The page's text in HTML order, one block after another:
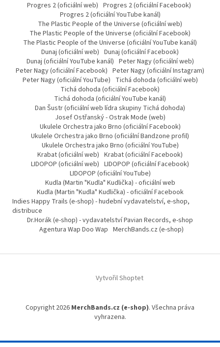
Progres 2 (oficiální web) Progres 2 (oficiální Facebook)
Progres 2 (oficiální YouTube kanál)
The Plastic People of the Universe (oficiální web)
The Plastic People of the Universe (oficiální Facebook)
The Plastic People of the Universe (oficiální YouTube kanál)
Dunaj (oficiální web) Dunaj (oficiální Facebook)
Dunaj (oficiální YouTube kanál) Peter Nagy (oficiální web)
Peter Nagy (oficiální Facebook) Peter Nagy (oficiální Instagram)
Peter Nagy (oficiální YouTube) Tichá dohoda (oficiální web)
Tichá dohoda (oficiální Facebook)
Tichá dohoda (oficiální YouTube kanál)
Dan Šustr (oficiální web lídra skupiny Tichá dohoda)
Josef Ostřanský - Ostrak Mode (web)
Ukulele Orchestra jako Brno (oficiální Facebook)
Ukulele Orchestra jako Brno (oficiální Bandzone profil)
Ukulele Orchestra jako Brno (oficiální YouTube)
Krabat (oficiální web) Krabat (oficiální Facebook)
LIDOPOP (oficiální web) LIDOPOP (oficiální Facebook)
LIDOPOP (oficiální YouTube)
Kudla (Martin "Kudla" Kudlička) - oficiální web
Kudla (Martin "Kudla" Kudlička) - oficiální Facebook
Indies Happy Trails (e-shop) - hudební vydavatelství, e-shop,
distribuce
Dr.Horák (e-shop) - vydavatelství Pavian Records, e-shop
Agentura Wap Doo Wap MerchBands.cz (e-shop)
Vytvořil Shoptet
Copyright 2026 MerchBands.cz (e-shop). Všechna práva
vyhrazena.